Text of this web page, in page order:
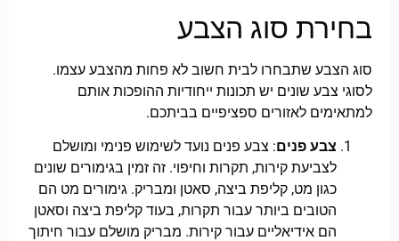
בחירת סוג הצבע
סוג הצבע שתבחרו לבית חשוב לא פחות מהצבע עצמו.
לסוגי צבע שונים יש תכונות ייחודיות ההופכות אותם
למתאימים לאזורים ספציפיים בביתכם.
צבע פנים: צבע פנים נועד לשימוש פנימי ומושלם
לצביעת קירות, תקרות וחיפוי. זה זמין בגימורים שונים
כגון מט, קליפת ביצה, סאטן ומבריק. גימורים מט הם
הטובים ביותר עבור תקרות, בעוד קליפת ביצה וסאטן
הם אידיאליים עבור קירות. מבריק מושלם עבור חיתוך